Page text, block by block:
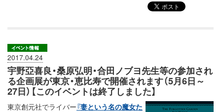
2017.04.24
宇野亞喜良・桑原弘明・合田ノブヨ先生等の参加され
る企画展が東京・恵比寿で開催されます（5月6日～
27日）【このイベントは終了しました】
東京創元社でライバー『妻という名の魔女た